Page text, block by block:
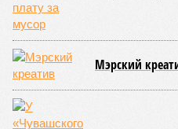
была создана в 1990-х годах.
переживает этап активного
этом неразрывную связь с
традициями.
В настоящее время керешу
популярности. В 2024 году в
Чебоксары, на базе